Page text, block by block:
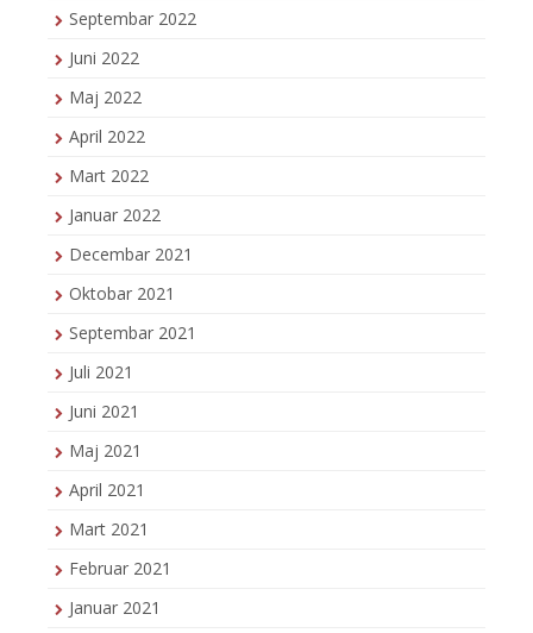
Septembar 2022
Juni 2022
Maj 2022
April 2022
Mart 2022
Januar 2022
Decembar 2021
Oktobar 2021
Septembar 2021
Juli 2021
Juni 2021
Maj 2021
April 2021
Mart 2021
Februar 2021
Januar 2021